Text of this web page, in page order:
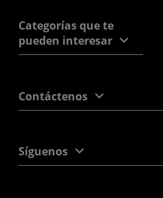
Categorías que te
pueden interesar
Contáctenos
Síguenos